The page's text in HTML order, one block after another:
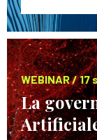
WEBINAR /
La